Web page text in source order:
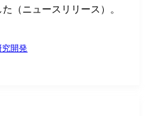
（ニュースリリース）。
究開発